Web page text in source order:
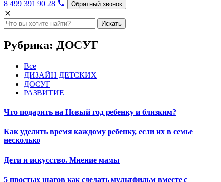
8 499 391 90 28 Обратный звонок
Искать
Рубрика: ДОСУГ
Все
ДИЗАЙН ДЕТСКИХ
ДОСУГ
РАЗВИТИЕ
Что подарить на Новый год ребенку и близким?
Как уделить время каждому ребенку, если их в семье
несколько
Дети и искусство. Мнение мамы
5 простых шагов как сделать мультфильм вместе с